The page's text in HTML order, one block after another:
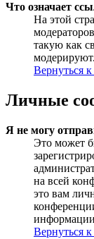
Что означает
На этой
такую как
модерируют.
Вернуться к
Личные
Я не могу
Это может
на всей
это вам
Вернуться к